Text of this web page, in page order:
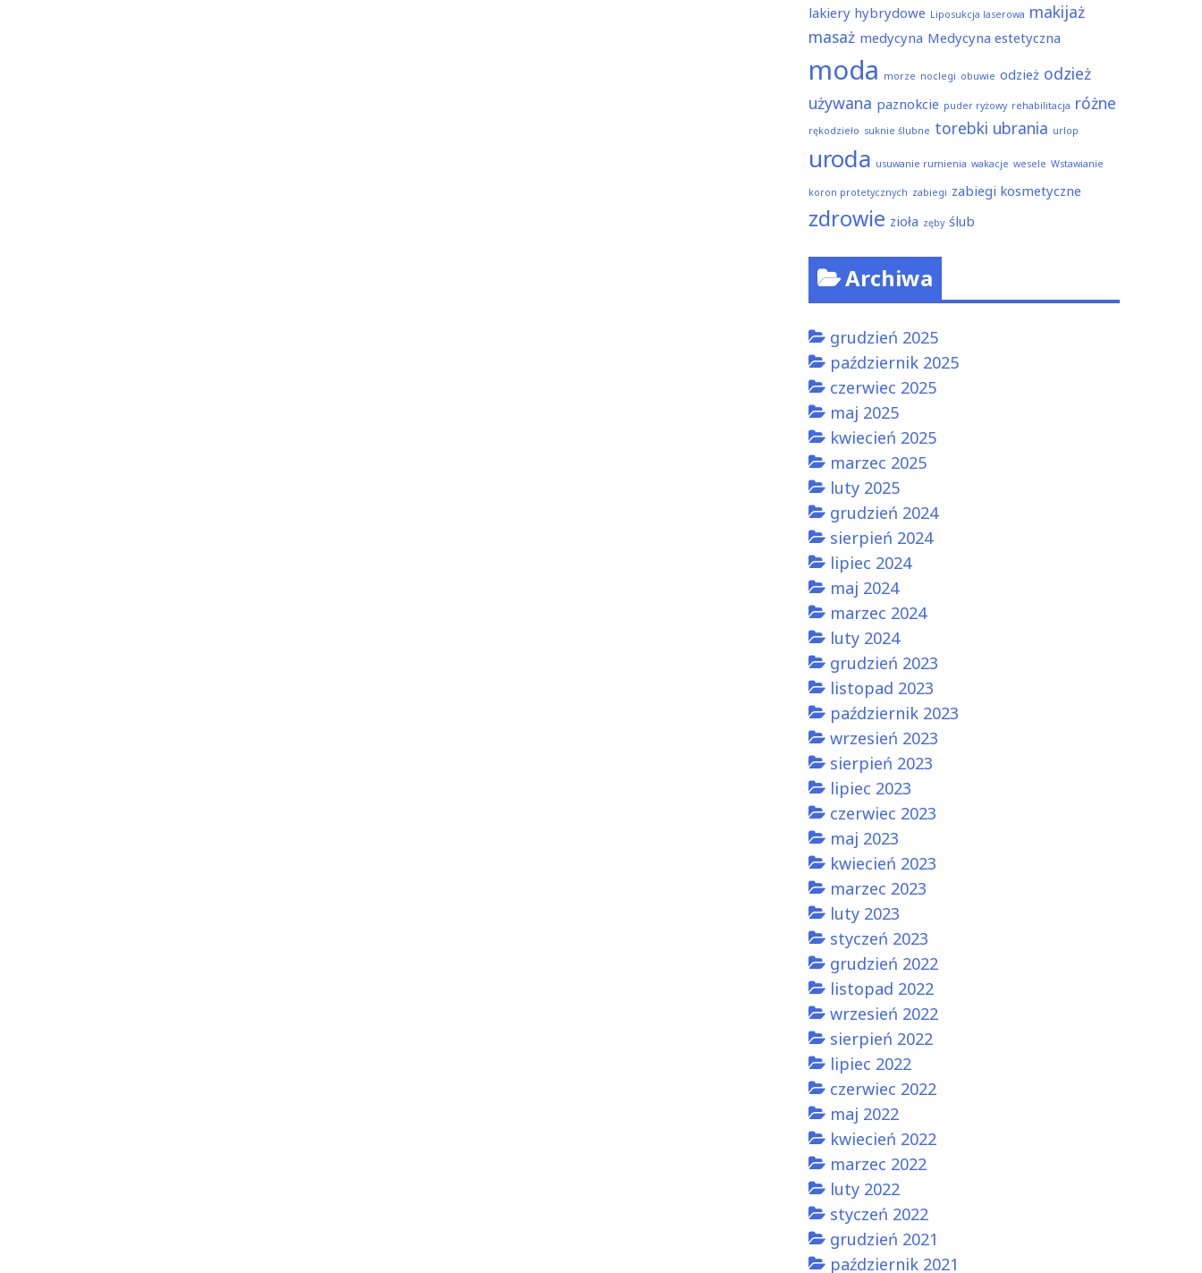
lakiery hybrydowe Liposukcja laserowa makijaż
masaż medycyna Medycyna estetyczna
moda morze noclegi obuwie odzież odzież
używana paznokcie puder ryżowy rehabilitacja różne
rękodzieło suknie ślubne torebki ubrania urlop
uroda usuwanie rumienia wakacje wesele Wstawianie
koron protetycznych zabiegi zabiegi kosmetyczne
zdrowie zioła zęby ślub
Archiwa
grudzień 2025
październik 2025
czerwiec 2025
maj 2025
kwiecień 2025
marzec 2025
luty 2025
grudzień 2024
sierpień 2024
lipiec 2024
maj 2024
marzec 2024
luty 2024
grudzień 2023
listopad 2023
październik 2023
wrzesień 2023
sierpień 2023
lipiec 2023
czerwiec 2023
maj 2023
kwiecień 2023
marzec 2023
luty 2023
styczeń 2023
grudzień 2022
listopad 2022
wrzesień 2022
sierpień 2022
lipiec 2022
czerwiec 2022
maj 2022
kwiecień 2022
marzec 2022
luty 2022
styczeń 2022
grudzień 2021
październik 2021